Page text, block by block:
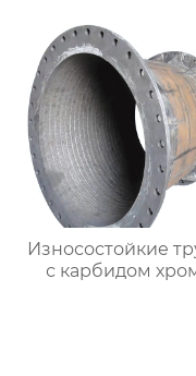
Износостойкие
с карбидом